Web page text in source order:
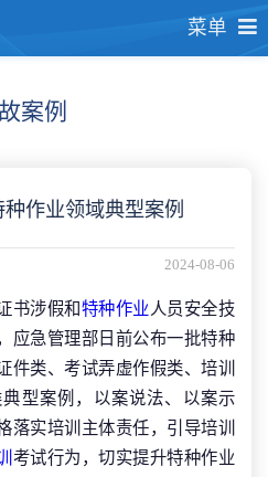
菜单
案例
作业领域典型案例
2024-08-06
书涉假和特种作业 人员安全技
应急管理部日前公布一批特种
件类、考试弄虚作假类、培训
型案例，以案说法、以案示
落实培训主体责任，引导培训
考试行为，切实提升特种作业